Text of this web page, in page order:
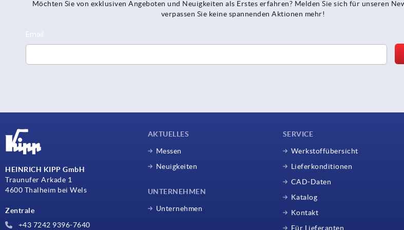
Möchten Sie von exklusiven Angeboten und Neuigkeiten als Erstes erfahren? Melden Sie sich für unseren
verpassen Sie keine spannenden Aktionen mehr!
HEINRICH KIPP GmbH
Traunufer Arkade 1
4600 Thalheim bei Wels
Zentrale
+43 7242 9396-7640
AKTUELLES
Messen
Neuigkeiten
UNTERNEHMEN
Unternehmen
SERVICE
Werkstoffübersicht
Lieferkonditionen
CAD-Daten
Katalog
Kontakt
Für Lieferanten